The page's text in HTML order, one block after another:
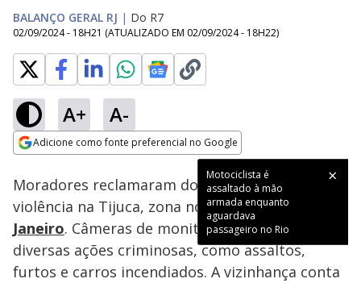
BALANÇO GERAL RJ | Do R7
02/09/2024 - 18H21 (ATUALIZADO EM 02/09/2024 - 18H22)
A+ A-
Adicione como fonte preferencial no Google
Ativar
:
39.05%
Moradores reclamaram do aumento da
violência na Tijuca, zona norte doRio de
Janeiro. Câmeras de monitoramento flagraram
diversas ações criminosas, como assaltos,
furtos e carros incendiados. A vizinhança conta